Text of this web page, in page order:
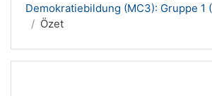
Demokratiebildung (MC3): Gruppe 1
Özet